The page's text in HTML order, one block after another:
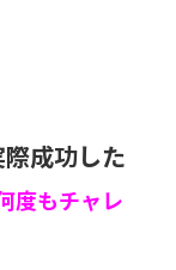
際成功した
度もチャレ